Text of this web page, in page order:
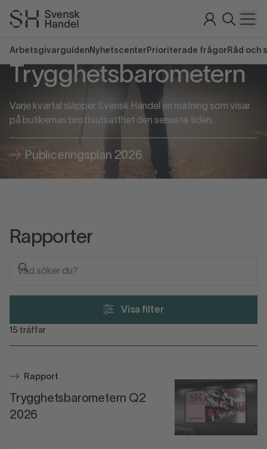
Arbetsgivarguiden Nyhetscenter Prioriterade frågor Råd och
Trygghetsbarometern
Varje kvartal släpper Svensk Handel en mätning som visar
på butikernas brottsutsatthet den senaste tiden.
Publiceringsplan 2026
Rapporter
15 träffar
Rapport
Trygghetsbarometern Q2
2026
Visa filter